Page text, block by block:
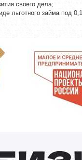
своего дела;
льготного займа под